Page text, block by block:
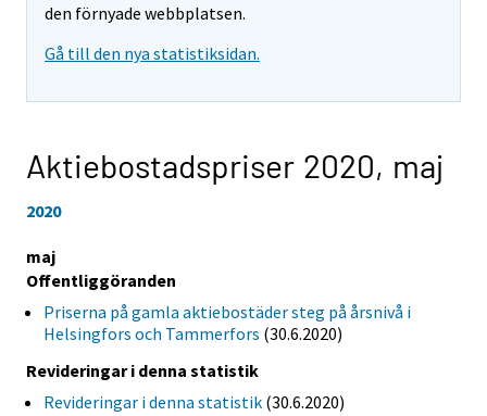
den förnyade webbplatsen.
Gå till den nya statistiksidan.
Aktiebostadspriser 2020, maj
2020
maj
Offentliggöranden
Priserna på gamla aktiebostäder steg på årsnivå i
Helsingfors och Tammerfors (30.6.2020)
Revideringar i denna statistik
Revideringar i denna statistik (30.6.2020)